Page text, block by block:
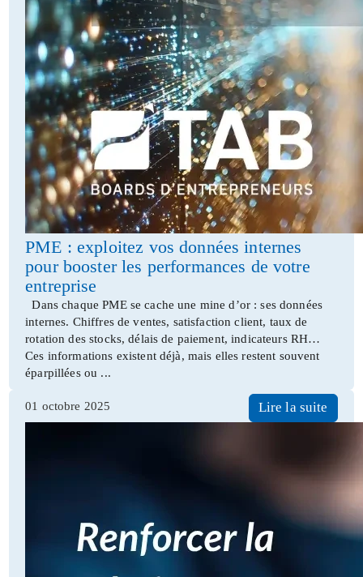
PME : exploitez vos données internes
pour booster les performances de votre
entreprise
Dans chaque PME se cache une mine d’or : ses données
internes. Chiffres de ventes, satisfaction client, taux de
rotation des stocks, délais de paiement, indicateurs RH…
Ces informations existent déjà, mais elles restent souvent
éparpillées ou ...
Lire la suite
01 octobre 2025